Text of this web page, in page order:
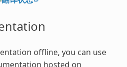
offline, you can use
hosted on